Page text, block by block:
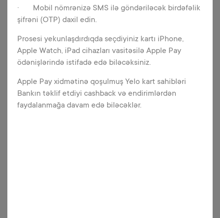
· Mobil nömrənizə SMS ilə göndəriləcək birdəfəlik
şifrəni (OTP) daxil edin.
Prosesi yekunlaşdırdıqda seçdiyiniz kartı iPhone,
Apple Watch, iPad cihazları vasitəsilə Apple Pay
ödənişlərində istifadə edə biləcəksiniz.
Apple Pay xidmətinə qoşulmuş Yelo kart sahibləri
Bankın təklif etdiyi cashback və endirimlərdən
faydalanmağa davam edə biləcəklər.
Yeni Yelo kart sifariş vermisən və PIN
(ŞEN) kodu onlayn təyin etmək
istəyirsən? O zaman PIN Set web
xidmətimizdən faydalana bilərsən.
Daha ətraflı